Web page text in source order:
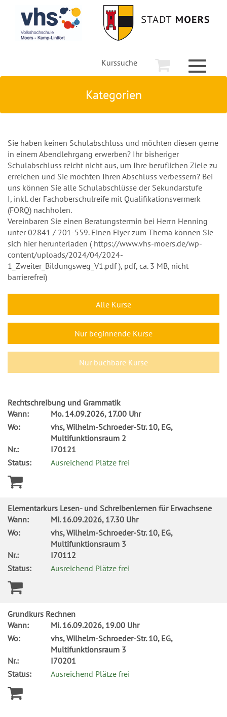
Kurssuche
Toggle
Kategorien
Sie haben keinen Schulabschluss und möchten diesen gerne
in einem Abendlehrgang erwerben? Ihr bisheriger
Schulabschluss reicht nicht aus, um Ihre beruflichen Ziele zu
erreichen und Sie möchten Ihren Abschluss verbessern? Bei
uns können Sie alle Schulabschlüsse der Sekundarstufe
I, inkl. der Fachoberschulreife mit Qualifikationsvermerk
(FORQ) nachholen.
Vereinbaren Sie einen Beratungstermin bei Herrn Henning
unter 02841 / 201-559. Einen Flyer zum Thema können Sie
sich hier herunterladen ( https://www.vhs-moers.de/wp-
content/uploads/2024/04/2024-
1_Zweiter_Bildungsweg_V1.pdf ), pdf, ca. 3 MB, nicht
barrierefrei)
Alle Kurse
Nur beginnende Kurse
Nur buchbare Kurse
Rechtschreibung und Grammatik
Wann:
Mo.14.09.2026, 17.00 Uhr
Wo:
vhs, Wilhelm-Schroeder-Str. 10, EG,
Multifunktionsraum 2
Nr.:
I70121
Status:
Ausreichend Plätze frei
Elementarkurs Lesen- und Schreibenlernen für Erwachsene
Wann:
Mi.16.09.2026, 17.30 Uhr
Wo:
vhs, Wilhelm-Schroeder-Str. 10, EG,
Multifunktionsraum 3
Nr.:
I70112
Status:
Ausreichend Plätze frei
Grundkurs Rechnen
Wann:
Mi.16.09.2026, 19.00 Uhr
Wo:
vhs, Wilhelm-Schroeder-Str. 10, EG,
Multifunktionsraum 3
Nr.:
I70201
Status:
Ausreichend Plätze frei